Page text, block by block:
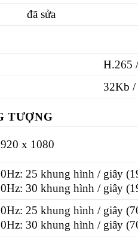
đã sửa
H.265
32Kb
TƯỢNG
x 1080
25 khung hình / giây
30 khung hình / giây
25 khung hình / giây
30 khung hình / giây